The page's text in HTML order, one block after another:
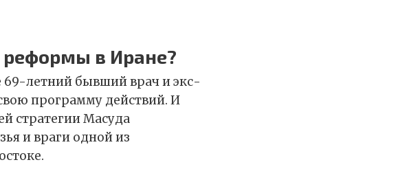
в Иране?
летний бывший врач и экс-
программу действий. И
стратегии Масуда
и враги одной из